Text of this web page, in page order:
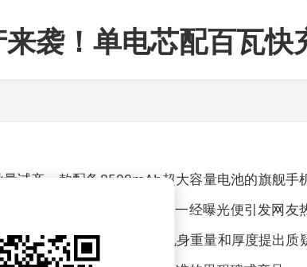
袭！单电芯配百瓦快
试产一款配备8500mAh超大容量电池的旗舰手
年上半年正式发布。消息一经曝光便引发网友
虑终于有解”，也有人对机身重量和厚度提出质